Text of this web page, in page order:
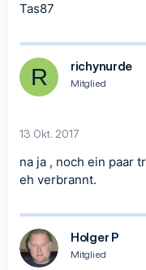
Tas87
R richynurde
Mitglied
13 Okt. 2017
na ja , noch ein paar
eh verbrannt.
Holger P
Mitglied